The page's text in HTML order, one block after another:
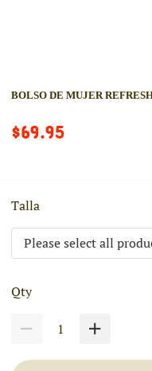
BOLSO DE MUJER
$69.95
Talla
Qty